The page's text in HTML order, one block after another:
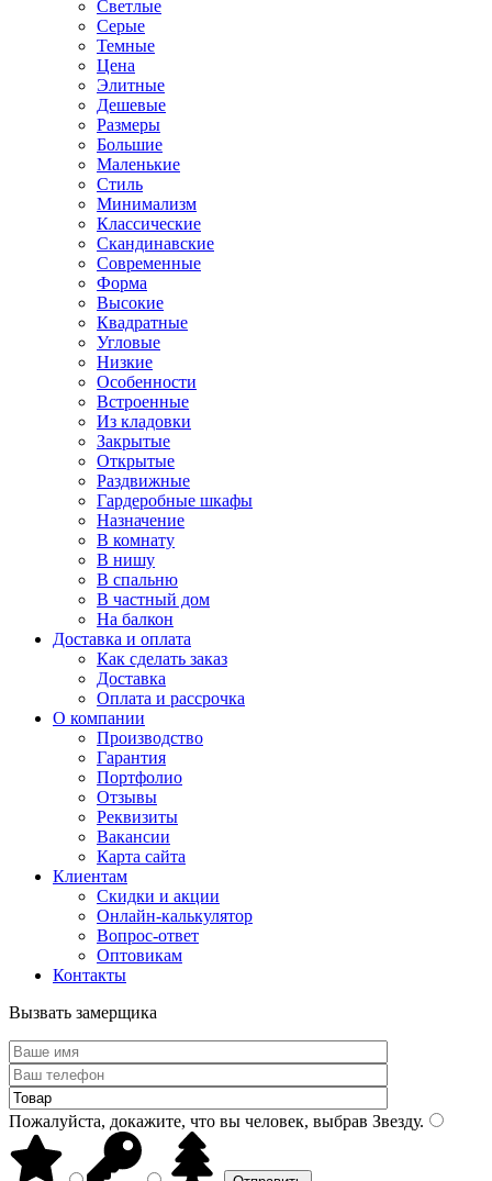
Светлые
Серые
Темные
Цена
Элитные
Дешевые
Размеры
Большие
Маленькие
Стиль
Минимализм
Классические
Скандинавские
Современные
Форма
Высокие
Квадратные
Угловые
Низкие
Особенности
Встроенные
Из кладовки
Закрытые
Открытые
Раздвижные
Гардеробные шкафы
Назначение
В комнату
В нишу
В спальню
В частный дом
На балкон
Доставка и оплата
Как сделать заказ
Доставка
Оплата и рассрочка
О компании
Производство
Гарантия
Портфолио
Отзывы
Реквизиты
Вакансии
Карта сайта
Клиентам
Скидки и акции
Онлайн-калькулятор
Вопрос-ответ
Оптовикам
Контакты
Вызвать замерщика
Пожалуйста, докажите, что вы человек, выбрав Звезду.